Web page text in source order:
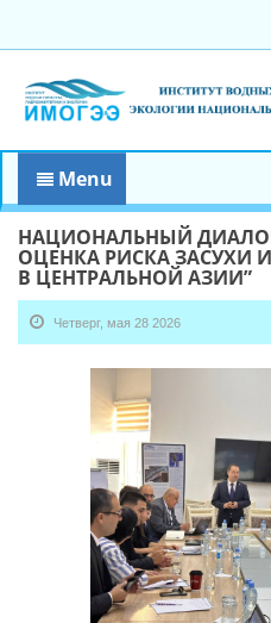
Menu
НАЦИОНАЛЬНЫЙ
ОЦЕНКА РИСКА ЗАСУХИ
В ЦЕНТРАЛЬНОЙ АЗИИ”
Четверг, мая 28 2026